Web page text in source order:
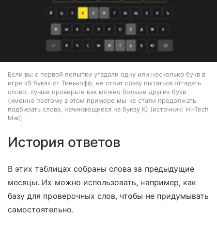
Если вы с первой попытки угадали одну или несколько букв в
игре «5 букв» от Тинькофф, не стоит сразу пытаться отгадать
слово, лучше проверьте как можно больше других букв
(именно поэтому в этом примере мы не стали продолжать
подбирать слова, начинающиеся на букву К)
источник: Hi-Tech
Mail
История ответов
В этих таблицах собраны слова за предыдущие
месяцы. Их можно использовать, например, как
базу для проверочных слов, чтобы не придумывать
самостоятельно.